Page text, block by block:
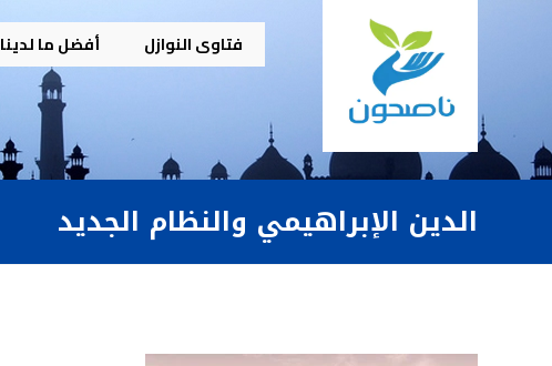
فتاوى النوازل أفضل ما لدينا
الدين الإبراهيمي والنظام الجديد